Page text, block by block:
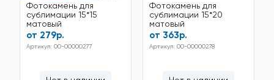
Фотокамень для
сублимации 15*15
матовый
от 279р.
Артикул: 00-00000277
Фотокамень для
сублимации 15*20
матовый
от 363р.
Артикул: 00-00000278